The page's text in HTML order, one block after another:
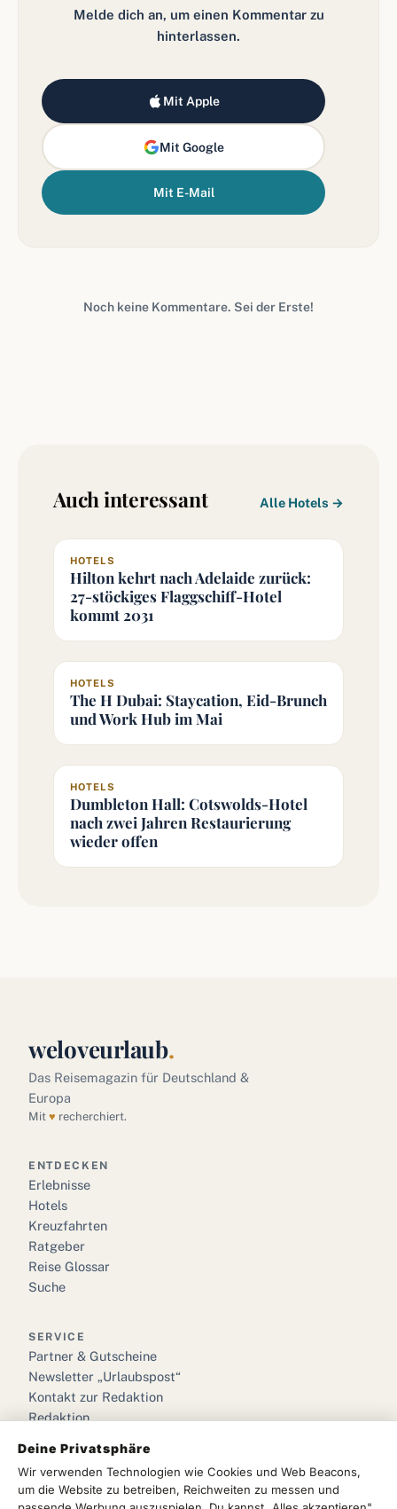
Melde dich an, um einen Kommentar zu
hinterlassen.
Mit Apple
Mit Google
Mit E-Mail
Noch keine Kommentare. Sei der Erste!
Auch interessant Alle Hotels →
HOTELS
Hilton kehrt nach Adelaide zurück:
27-stöckiges Flaggschiff-Hotel
kommt 2031
HOTELS
The H Dubai: Staycation, Eid-Brunch
und Work Hub im Mai
HOTELS
Dumbleton Hall: Cotswolds-Hotel
nach zwei Jahren Restaurierung
wieder offen
weloveurlaub.
Das Reisemagazin für Deutschland &
Europa
Mit ♥ recherchiert.
ENTDECKEN
Erlebnisse
Hotels
Kreuzfahrten
Ratgeber
Reise Glossar
Suche
SERVICE
Partner & Gutscheine
Newsletter „Urlaubspost“
Kontakt zur Redaktion
Redaktion
RECHTLICHES
Impressum
Deine Privatsphäre
Wir verwenden Technologien wie Cookies und Web Beacons,
um die Website zu betreiben, Reichweiten zu messen und